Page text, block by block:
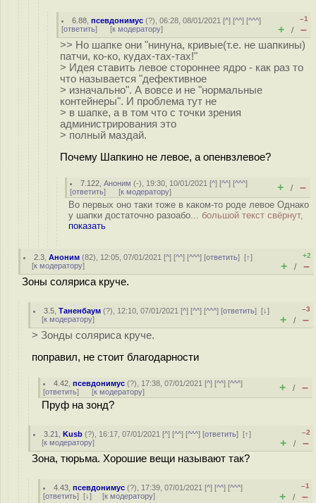
6.88 ,псевдонимус (?), 06:28, 08/01/2021 [^] [^^] [^^^]
[ответить] [к модератору]
–1
+ / –
>> Но шапке они "нинуна, кривые(т.е. не шапкины)
патчи, ко-ко, кудах-тах-тах!"
> Идея ставить левое стороннее ядро - как раз то
что называется "дефективное
> изначально". А вовсе и не "нормальные
контейнеры". И проблема тут не
> в шапке, а в том что с точки зрения
администрирования это
> полный маздай.
Почему Шапкино не левое, а опенвзлевое?
7.122 ,Аноним (-), 19:30, 10/01/2021 [^] [^^] [^^^]
[ответить] [к модератору] + / –
Во первых оно таки тоже в каком-то роде левое Однако
у шапки достаточно разоабо... большой текст свёрнут,
показать
2.3 ,Аноним (82), 12:05, 07/01/2021 [^] [^^] [^^^] [ответить][↑]
[к модератору]
+2
+ / –
Зоны соляриса круче.
3.5 ,Таненбаум (?), 12:10, 07/01/2021 [^] [^^] [^^^] [ответить][↓]
[к модератору]
–3
+ / –
> Зонды соляриса круче.
поправил, не стоит благодарности
4.42 ,псевдонимус (?), 17:38, 07/01/2021 [^] [^^] [^^^]
[ответить] [к модератору] + / –
Пруф на зонд?
3.21 ,Kusb (?), 16:17, 07/01/2021 [^] [^^] [^^^] [ответить][↑]
[к модератору]
–2
+ / –
Зона, тюрьма. Хорошие вещи называют так?
4.43 ,псевдонимус (?), 17:39, 07/01/2021 [^] [^^] [^^^]
[ответить] [↓] [к модератору]
–1
+ / –